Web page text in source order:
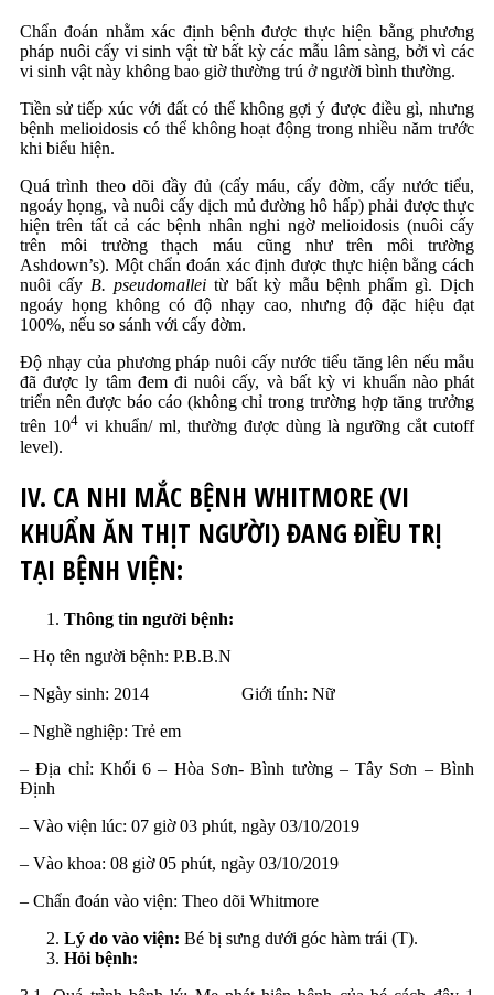
Chẩn đoán nhằm xác định bệnh được thực hiện bằng phương
pháp nuôi cấy vi sinh vật từ bất kỳ các mẫu lâm sàng, bởi vì các
vi sinh vật này không bao giờ thường trú ở người bình thường.
Tiền sử tiếp xúc với đất có thể không gợi ý được điều gì, nhưng
bệnh melioidosis có thể không hoạt động trong nhiều năm trước
khi biểu hiện.
Quá trình theo dõi đầy đủ (cấy máu, cấy đờm, cấy nước tiểu,
ngoáy họng, và nuôi cấy dịch mủ đường hô hấp) phải được thực
hiện trên tất cả các bệnh nhân nghi ngờ melioidosis (nuôi cấy
trên môi trường thạch máu cũng như trên môi trường
Ashdown’s). Một chẩn đoán xác định được thực hiện bằng cách
nuôi cấy B. pseudomalleitừ bất kỳ mẫu bệnh phẩm gì. Dịch
ngoáy họng không có độ nhạy cao, nhưng độ đặc hiệu đạt
100%, nếu so sánh với cấy đờm.
Độ nhạy của phương pháp nuôi cấy nước tiểu tăng lên nếu mẫu
đã được ly tâm đem đi nuôi cấy, và bất kỳ vi khuẩn nào phát
triển nên được báo cáo (không chỉ trong trường hợp tăng trưởng
trên 104 vi khuẩn/ ml, thường được dùng là ngưỡng cắt cutoff
level).
IV. CA NHI MẮC BỆNH WHITMORE (VI
KHUẨN ĂN THỊT NGƯỜI) ĐANG ĐIỀU TRỊ
TẠI BỆNH VIỆN:
Thông tin người bệnh:
– Họ tên người bệnh: P.B.B.N
– Ngày sinh: 2014 Giới tính: Nữ
– Nghề nghiệp: Trẻ em
– Địa chỉ: Khối 6 – Hòa Sơn- Bình tường – Tây Sơn – Bình
Định
– Vào viện lúc: 07 giờ 03 phút, ngày 03/10/2019
– Vào khoa: 08 giờ 05 phút, ngày 03/10/2019
– Chẩn đoán vào viện: Theo dõi Whitmore
Lý do vào viện: Bé bị sưng dưới góc hàm trái (T).
Hỏi bệnh: